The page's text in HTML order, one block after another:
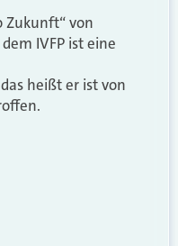
Zukunft“ von
IVFP ist eine
heißt er ist von